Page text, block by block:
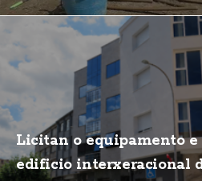
Licitan o equipamento
edificio interxeracional